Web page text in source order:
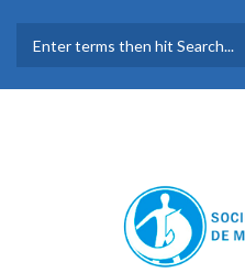
FORMULARIO DE
BÚSQUEDA